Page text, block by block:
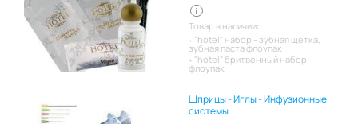
Товар в наличии:
"hotel" набор - зубная щетка,
зубная паста флоупак
"hotel" бритвенный набор
флоупак
Шприцы - Иглы - Инфузионные
системы